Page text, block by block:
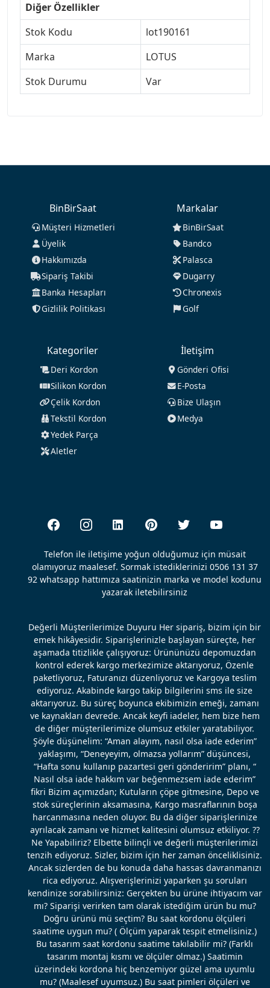
Diğer Özellikler
Stok Kodu
lot190161
Marka
LOTUS
Stok Durumu
Var
BinBirSaat
Müşteri Hizmetleri
Üyelik
Hakkımızda
Sipariş Takibi
Banka Hesapları
Gizlilik Politikası
Markalar
BinBirSaat
Bandco
Palasca
Dugarry
Chronexis
Golf
Kategoriler
Deri Kordon
Silikon Kordon
Çelik Kordon
Tekstil Kordon
Yedek Parça
Aletler
İletişim
Gönderi Ofisi
E-Posta
Bize Ulaşın
Medya
Telefon ile iletişime yoğun olduğumuz için müsait
olamıyoruz maalesef. Sormak istediklerinizi 0506 131 37
92 whatsapp hattımıza saatinizin marka ve model kodunu
yazarak iletebilirsiniz
Değerli Müşterilerimize Duyuru Her sipariş, bizim için bir
emek hikâyesidir. Siparişlerinizle başlayan süreçte, her
aşamada titizlikle çalışıyoruz: Ürününüzü depomuzdan
kontrol ederek kargo merkezimize aktarıyoruz, Özenle
paketliyoruz, Faturanızı düzenliyoruz ve Kargoya teslim
ediyoruz. Akabinde kargo takip bilgilerini sms ile size
aktarıyoruz. Bu süreç boyunca ekibimizin emeği, zamanı
ve kaynakları devrede. Ancak keyfi iadeler, hem bize hem
de diğer müşterilerimize olumsuz etkiler yaratabiliyor.
Şöyle düşünelim: “Aman alayım, nasıl olsa iade ederim”
yaklaşımı, “Deneyeyim, olmazsa yollarım” düşüncesi,
“Hafta sonu kullanıp pazartesi geri gönderirim” planı, “
Nasıl olsa iade hakkım var beğenmezsem iade ederim”
fikri Bizim açımızdan; Kutuların çöpe gitmesine, Depo ve
stok süreçlerinin aksamasına, Kargo masraflarının boşa
harcanmasına neden oluyor. Bu da diğer siparişlerinize
ayrılacak zamanı ve hizmet kalitesini olumsuz etkiliyor. ??
Ne Yapabiliriz? Elbette bilinçli ve değerli müşterilerimizi
tenzih ediyoruz. Sizler, bizim için her zaman önceliklisiniz.
Ancak sizlerden de bu konuda daha hassas davranmanızı
rica ediyoruz. Alışverişlerinizi yaparken şu soruları
kendinize sorabilirsiniz: Gerçekten bu ürüne ihtiyacım var
mı? Siparişi verirken tam olarak istediğim ürün bu mu?
Doğru ürünü mü seçtim? Bu saat kordonu ölçüleri
saatime uygun mu? ( Ölçüm yaparak tespit etmelisiniz.)
Bu tasarım saat kordonu saatime takılabilir mi? (Farklı
tasarım montaj kısmı ve ölçüler olmaz.) Saatimin
üzerindeki kordona hiç benzemiyor güzel ama uyumlu
mu? (Maalesef uyumsuz.) Bu saat pimleri ölçüleri ve